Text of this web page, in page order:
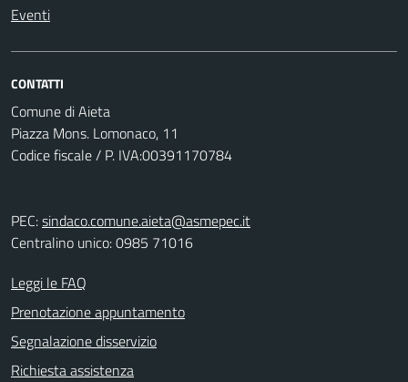
Eventi
CONTATTI
Comune di Aieta
Piazza Mons. Lomonaco, 11
Codice fiscale / P. IVA:00391170784
PEC:sindaco.comune.aieta@asmepec.it
Centralino unico: 0985 71016
Leggi le FAQ
Prenotazione appuntamento
Segnalazione disservizio
Richiesta assistenza